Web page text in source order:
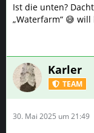
Ist die unten?
„Waterfarm“ 😅 will
Karler
TEAM
30. Mai 2025 um 21:49